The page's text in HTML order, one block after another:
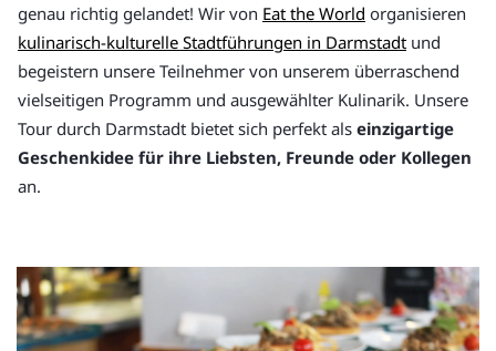
genau richtig gelandet! Wir von Eat the World organisieren
kulinarisch-kulturelle Stadtführungen in Darmstadt und
begeistern unsere Teilnehmer von unserem überraschend
vielseitigen Programm und ausgewählter Kulinarik. Unsere
Tour durch Darmstadt bietet sich perfekt als einzigartige
Geschenkidee für ihre Liebsten, Freunde oder Kollegen
an.